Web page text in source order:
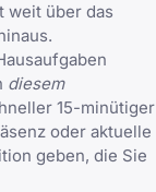
weit über das
diesem
15-minütiger
oder aktuelle
geben, die Sie